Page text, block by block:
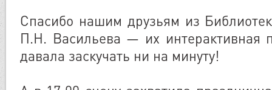
Спасибо нашим друзьям из
П.Н. Васильева — их интерактивная
давала заскучать ни на минуту!